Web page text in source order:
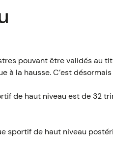
pouvant être validés au
à la hausse. C’est
de haut niveau est de 32
sportif de haut niveau